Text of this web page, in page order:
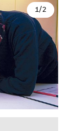
1/2